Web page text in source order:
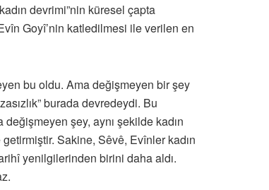
devrimi”nin küresel çapta
Goyî’nin katledilmesi ile verilen en
bu oldu. Ama değişmeyen bir şey
burada devredeydi. Bu
şey, aynı şekilde kadın
Sakine, Sêvê, Evînler kadın
yenilgilerinden birini daha aldı.